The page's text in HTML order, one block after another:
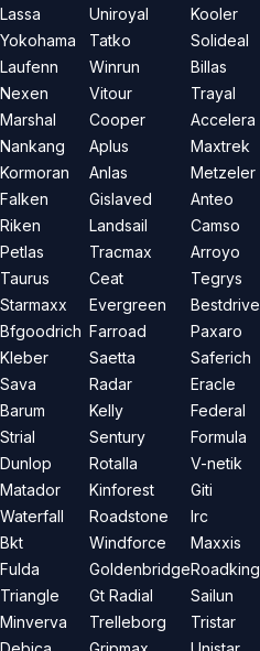
Lassa
Yokohama
Laufenn
Nexen
Marshal
Nankang
Kormoran
Falken
Riken
Petlas
Taurus
Starmaxx
Bfgoodrich
Kleber
Sava
Barum
Strial
Dunlop
Matador
Waterfall
Bkt
Fulda
Triangle
Minverva
Uniroyal
Tatko
Winrun
Vitour
Cooper
Aplus
Anlas
Gislaved
Landsail
Tracmax
Ceat
Evergreen
Farroad
Saetta
Radar
Kelly
Sentury
Rotalla
Kinforest
Roadstone
Windforce
Goldenbridge
Gt Radial
Trelleborg
Kooler
Solideal
Billas
Trayal
Accelera
Maxtrek
Metzeler
Anteo
Camso
Arroyo
Tegrys
Bestdrive
Paxaro
Saferich
Eracle
Federal
Formula
V-netik
Giti
Irc
Maxxis
Roadking
Sailun
Tristar